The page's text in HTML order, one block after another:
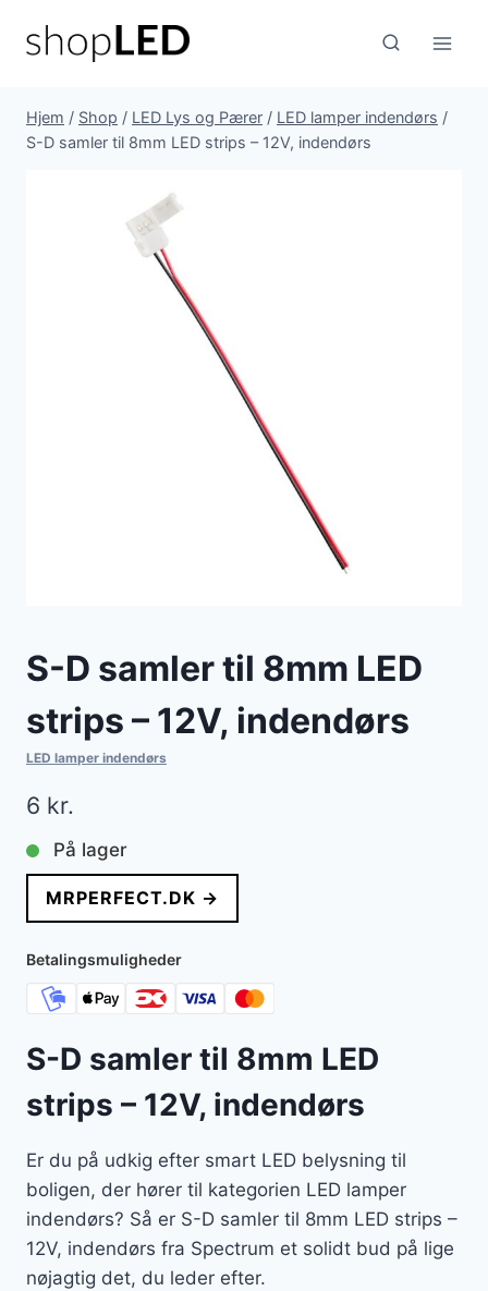
Hjem / Shop / LED Lys og Pærer / LED lamper indendørs /
S-D samler til 8mm LED strips – 12V, indendørs
S-D samler til 8mm LED
strips – 12V, indendørs
LED lamper indendørs
6 kr.
På lager
MRPERFECT.DK →
Betalingsmuligheder
S-D samler til 8mm LED
strips – 12V, indendørs
Er du på udkig efter smart LED belysning til
boligen, der hører til kategorien LED lamper
indendørs? Så er S-D samler til 8mm LED strips –
12V, indendørs fra Spectrum et solidt bud på lige
nøjagtig det, du leder efter.